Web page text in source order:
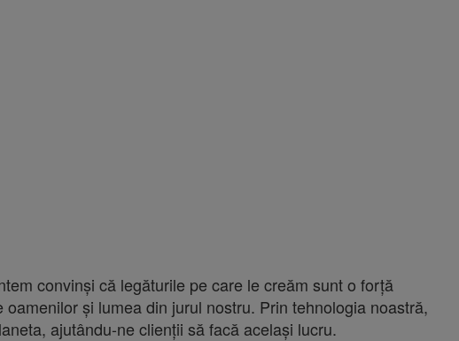
convinși că legăturile pe care le creăm sunt o forță
și lumea din jurul nostru. Prin tehnologia noastră,
ajutându-ne clienții să facă același lucru.